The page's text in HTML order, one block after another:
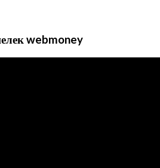
webmoney